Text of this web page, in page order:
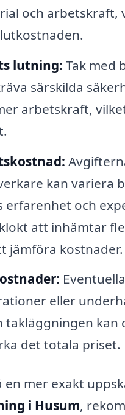
och arbetskraft,
lutning: Tak med
särskilda
arbetskraft,
kan variera
erfarenhet och
att inhämtar
jämföra kostnader.
eller
takläggningen kan
det totala priset.
en mer exakt
i Husum,